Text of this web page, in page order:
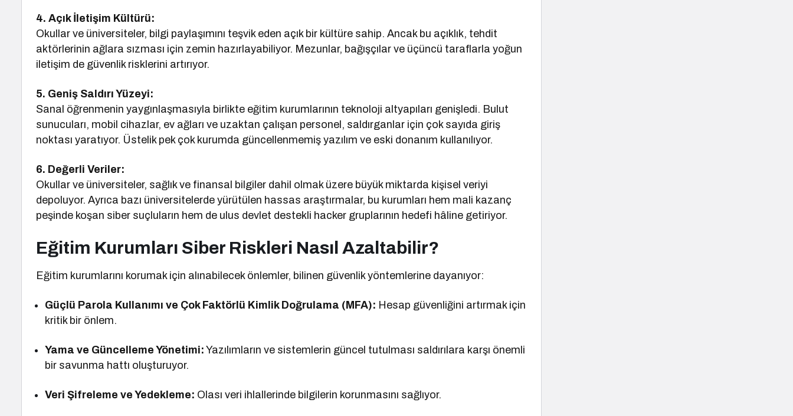
4. Açık İletişim Kültürü:
Okullar ve üniversiteler, bilgi paylaşımını teşvik eden açık bir kültüre sahip. Ancak bu açıklık, tehdit
aktörlerinin ağlara sızması için zemin hazırlayabiliyor. Mezunlar, bağışçılar ve üçüncü taraflarla yoğun
iletişim de güvenlik risklerini artırıyor.
5. Geniş Saldırı Yüzeyi:
Sanal öğrenmenin yaygınlaşmasıyla birlikte eğitim kurumlarının teknoloji altyapıları genişledi. Bulut
sunucuları, mobil cihazlar, ev ağları ve uzaktan çalışan personel, saldırganlar için çok sayıda giriş
noktası yaratıyor. Üstelik pek çok kurumda güncellenmemiş yazılım ve eski donanım kullanılıyor.
6. Değerli Veriler:
Okullar ve üniversiteler, sağlık ve finansal bilgiler dahil olmak üzere büyük miktarda kişisel veriyi
depoluyor. Ayrıca bazı üniversitelerde yürütülen hassas araştırmalar, bu kurumları hem mali kazanç
peşinde koşan siber suçluların hem de ulus devlet destekli hacker gruplarının hedefi hâline getiriyor.
Eğitim Kurumları Siber Riskleri Nasıl Azaltabilir?
Eğitim kurumlarını korumak için alınabilecek önlemler, bilinen güvenlik yöntemlerine dayanıyor:
Güçlü Parola Kullanımı ve Çok Faktörlü Kimlik Doğrulama (MFA): Hesap güvenliğini artırmak için
kritik bir önlem.
Yama ve Güncelleme Yönetimi: Yazılımların ve sistemlerin güncel tutulması saldırılara karşı önemli
bir savunma hattı oluşturuyor.
Veri Şifreleme ve Yedekleme: Olası veri ihlallerinde bilgilerin korunmasını sağlıyor.